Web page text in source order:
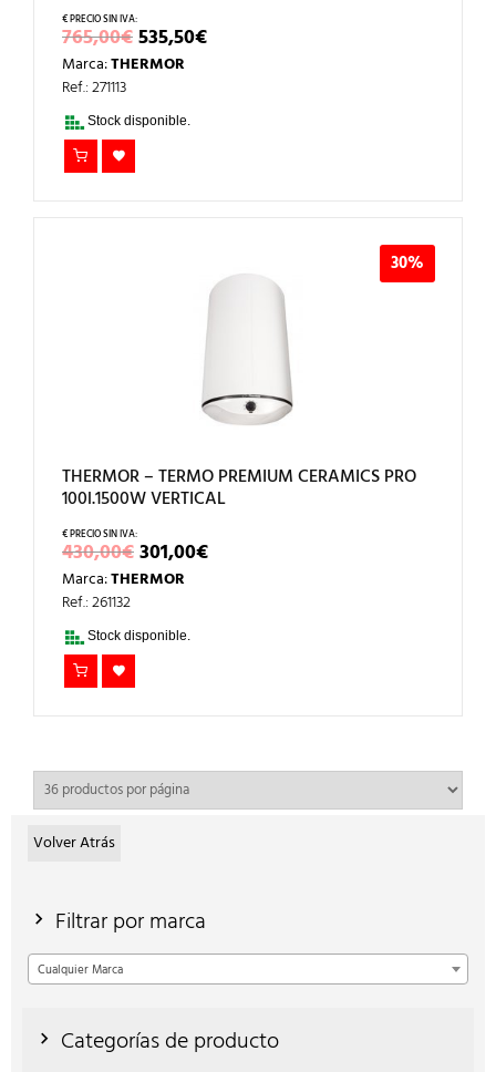
765,00€EL
PRECIO
ORIGINAL
765,00€.
535,50€EL
PRECIO
Marca:THERMOR
Ref.: 271113
Stock disponible.
30%
THERMOR – TERMO PREMIUM CERAMICS PRO
100l.1500W VERTICAL
430,00€EL
PRECIO
ORIGINAL
430,00€.
301,00€EL
PRECIO
Marca:THERMOR
Ref.: 261132
Stock disponible.
Volver Atrás
Filtrar por marca
Cualquier Marca
Categorías de producto